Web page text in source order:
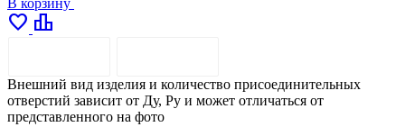
favorite leaderboard
Внешний вид изделия и количество присоединительных
отверстий зависит от Ду, Pу и может отличаться от
представленного на фото